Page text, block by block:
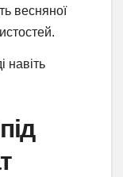
весняної
навіть